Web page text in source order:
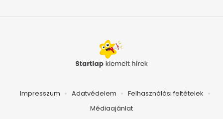
Impresszum Adatvédelem
Felhasználási feltételek
Médiaajánlat